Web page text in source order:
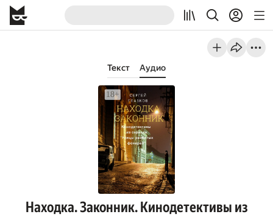
Текст Аудио
Находка. Законник. Кинодетективы из